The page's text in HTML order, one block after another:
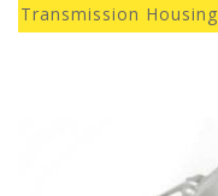
Transmission Housing